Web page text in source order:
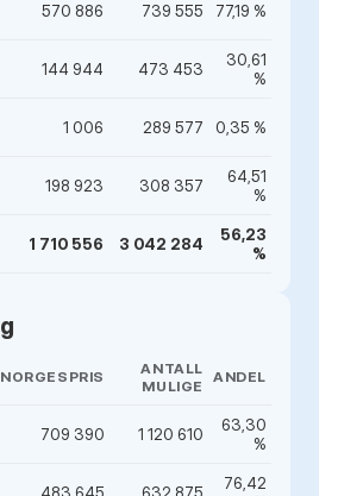
570 886 739 555 77,19 %
144 944 473 453
30,61
%
1 006 289 577 0,35 %
198 923 308 357
64,51
%
1 710 556 3 042 284
56,23
%
NORGESPRIS
ANTALL
MULIGE
ANDEL
709 390 1 120 610
63,30
%
76,42